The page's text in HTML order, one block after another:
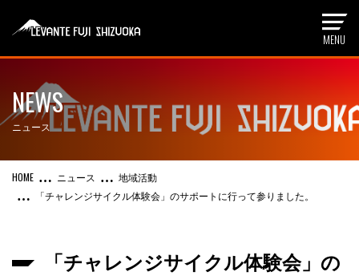
NEWS
ニュース
ニュース
地域活動
「チャレンジサイクル体験会」のサポートに行って参りました。
「チャレンジサイクル体験会」の